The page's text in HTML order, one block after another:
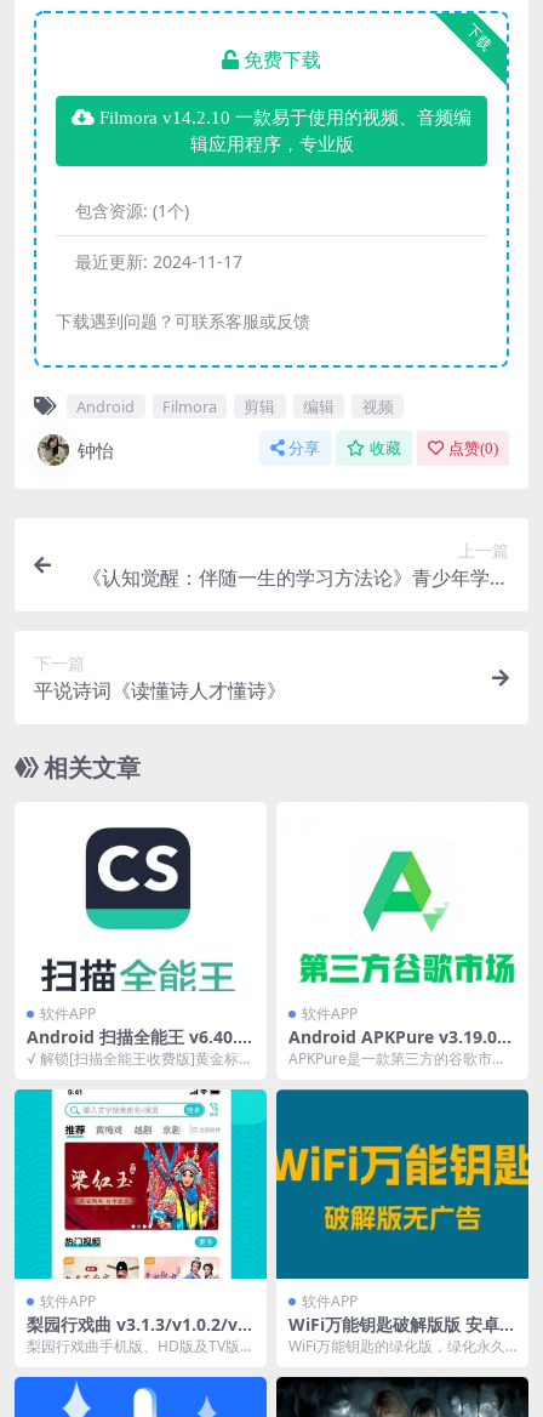
下载
免费下载
Filmora v14.2.10 一款易于使用的视频、音频编
辑应用程序，专业版
包含资源: (1个)
最近更新: 2024-11-17
下载遇到问题？可联系客服或反馈
Android Filmora 剪辑 编辑 视频
钟怡 分享 收藏 点赞(0)
上一篇
《认知觉醒：伴随一生的学习方法论》青少年学习
下一篇
平说诗词《读懂诗人才懂诗》
相关文章
软件APP
Android 扫描全能王 v6.40.0.
2304260000 破解版
√ 解锁[扫描全能王收费版]黄金标识
高清画质...
软件APP
Android APKPure v3.19.06
第三方GooglePlay应用下载
APKPure是一款第三方的谷歌市
的情况下下...
软件APP
梨园行戏曲 v3.1.3/v1.0.2/v5.
7.4.0 手机版/HD版/TV版，解
梨园行戏曲手机版、HD版及TV版，
享高清无广告戏曲...
软件APP
WiFi万能钥匙破解版版 安卓版
本绿化永久SVIP，ROOT直接
WiFi万能钥匙的绿化版，绿化永久S
去更新纯...